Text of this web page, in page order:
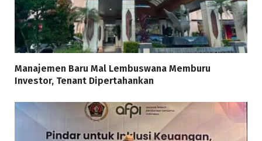
Manajemen Baru Mal Lembuswana Memburu
Investor, Tenant Dipertahankan